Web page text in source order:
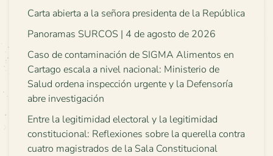
Carta abierta a la señora presidenta de la República
Panoramas SURCOS | 4 de agosto de 2026
Caso de contaminación de SIGMA Alimentos en
Cartago escala a nivel nacional: Ministerio de
Salud ordena inspección urgente y la Defensoría
abre investigación
Entre la legitimidad electoral y la legitimidad
constitucional: Reflexiones sobre la querella contra
cuatro magistrados de la Sala Constitucional